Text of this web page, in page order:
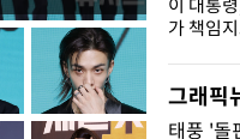
가 책임
그래픽
태풍 '돌